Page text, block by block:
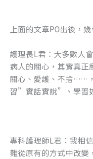
上面的文章PO出後，
護理長L君：大多數人
病人的關心，其實真正
關心、愛護、不捨……
習”實話實說”、學習
專科護理師L君：我相
難從原有的方式中改變